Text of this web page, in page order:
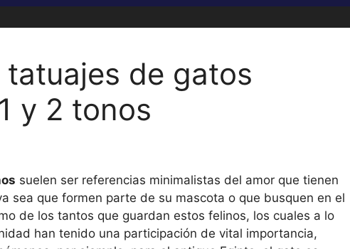
de gatos
y 2 tonos
suelen ser referencias minimalistas del amor que tienen
sea que formen parte de su mascota o que busquen en el
de los tantos que guardan estos felinos, los cuales a lo
han tenido una participación de vital importancia,